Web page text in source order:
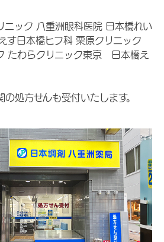
ニック 八重洲眼科医院 日本橋れい
す日本橋ヒフ科 栗原クリニック
たわらクリニック東京 日本橋え
処方せんも受付いたします。